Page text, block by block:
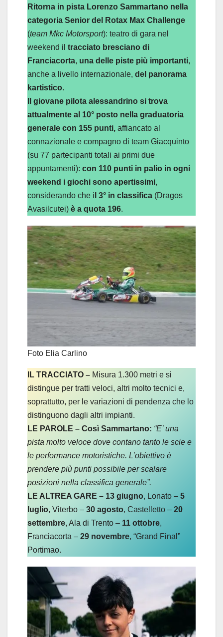
Ritorna in pista Lorenzo Sammartano nella
categoria Senior del Rotax Max Challenge
(team Mkc Motorsport): teatro di gara nel
weekend il tracciato bresciano di
Franciacorta, una delle piste più importanti,
anche a livello internazionale, del panorama
kartistico.
Il giovane pilota alessandrino si trova
attualmente al 10° posto nella graduatoria
generale con 155 punti, affiancato al
connazionale e compagno di team Giacquinto
(su 77 partecipanti totali ai primi due
appuntamenti): con 110 punti in palio in ogni
weekend i giochi sono apertissimi,
considerando che i l 3° in classifica (Dragos
Avasilcutei) è a quota 196.
Foto Elia Carlino
IL TRACCIATO – Misura 1.300 metri e si
distingue per tratti veloci, altri molto tecnici e,
soprattutto, per le variazioni di pendenza che lo
distinguono dagli altri impianti.
LE PAROLE – Così Sammartano: “E’ una
pista molto veloce dove contano tanto le scie e
le performance motoristiche. L’obiettivo è
prendere più punti possibile per scalare
posizioni nella classifica generale”.
LE ALTREA GARE – 13 giugno, Lonato – 5
luglio, Viterbo – 30 agosto, Castelletto – 20
settembre, Ala di Trento – 11 ottobre,
Franciacorta – 29 novembre, “Grand Final”
Portimao.